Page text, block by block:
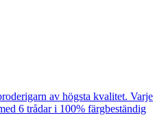
av högsta kvalitet. Varje
6 trådar i 100% färgbeständig